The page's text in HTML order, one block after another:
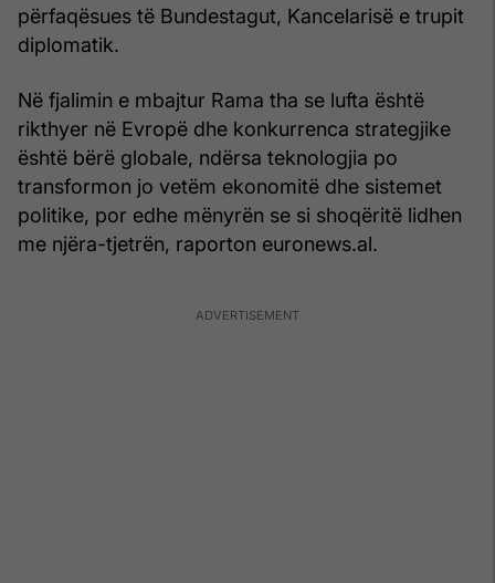
përfaqësues të Bundestagut, Kancelarisë e trupit
diplomatik.
Në fjalimin e mbajtur Rama tha se lufta është
rikthyer në Evropë dhe konkurrenca strategjike
është bërë globale, ndërsa teknologjia po
transformon jo vetëm ekonomitë dhe sistemet
politike, por edhe mënyrën se si shoqëritë lidhen
me njëra-tjetrën, raporton euronews.al.